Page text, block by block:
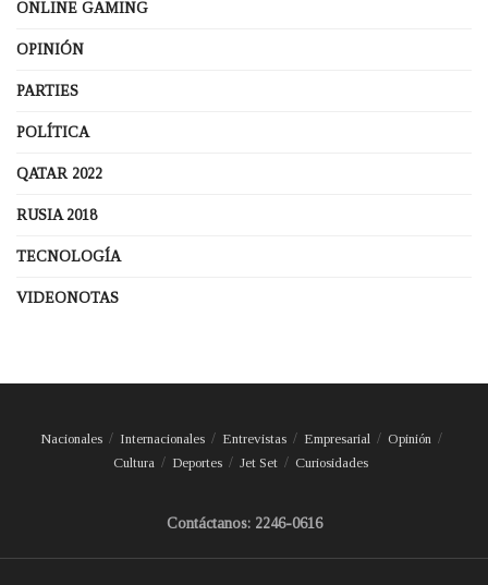
ONLINE GAMING
OPINIÓN
PARTIES
POLÍTICA
QATAR 2022
RUSIA 2018
TECNOLOGÍA
VIDEONOTAS
Nacionales Internacionales Entrevistas Empresarial
Opinión
Cultura
Deportes Jet Set Curiosidades
Contáctanos: 2246-0616